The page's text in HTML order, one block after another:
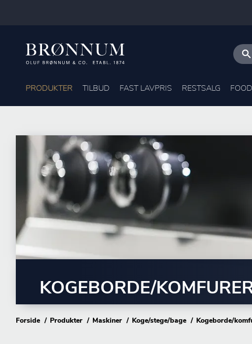
PRODUKTER TILBUD FAST LAVPRIS RESTSALG
KOGEBORDE/
Forside Produkter Maskiner Koge/stege/bage Kogeborde/